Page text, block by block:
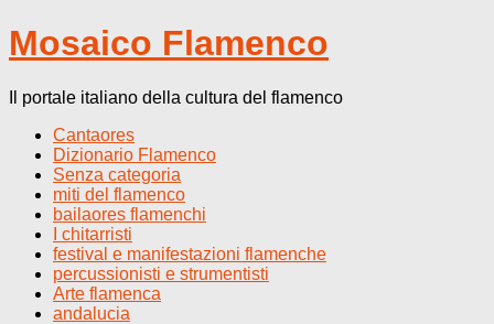
Mosaico Flamenco
Il portale italiano della cultura del flamenco
Cantaores
Dizionario Flamenco
Senza categoria
miti del flamenco
bailaores flamenchi
I chitarristi
festival e manifestazioni flamenche
percussionisti e strumentisti
Arte flamenca
andalucia